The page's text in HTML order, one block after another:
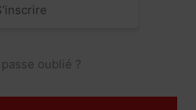
oublié ?